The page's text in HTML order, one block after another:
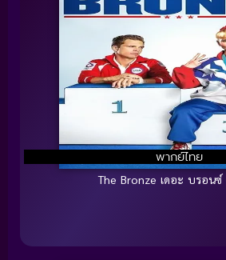
พากย์ไทย
The Bronze เดอะ บรอนซ์